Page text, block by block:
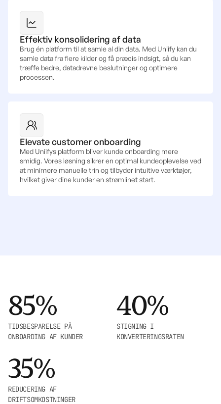
Effektiv konsolidering af data
Brug én platform til at samle al din data. Med Uniify kan du
samle data fra flere kilder og få præcis indsigt, så du kan
træffe bedre, datadrevne beslutninger og optimere
processen.
Elevate customer onboarding
Med Uniifys platform bliver kunde onboarding mere
smidig. Vores løsning sikrer en optimal kundeoplevelse ved
at minimere manuelle trin og tilbyder intuitive værktøjer,
hvilket giver dine kunder en strømlinet start.
85%
TIDSBESPARELSE PÅ
ONBOARDING AF KUNDER
40%
STIGNING I
KONVERTERINGSRATEN
35%
REDUCERING AF
DRIFTSOMKOSTNINGER